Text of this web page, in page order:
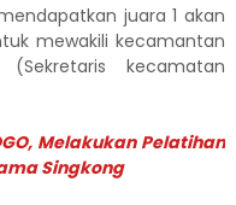
juara 1 akan
mewakili kecamantan
kecamatan
Melakukan Pelatihan
Singkong